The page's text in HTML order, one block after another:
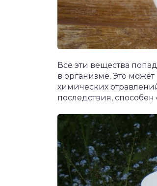
Все эти вещества
в организме. Это
химических
последствия,